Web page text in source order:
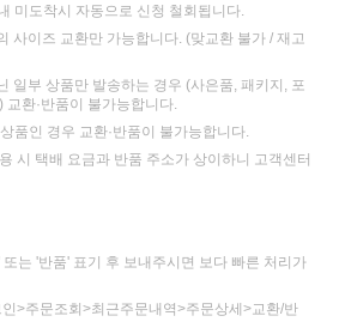
미도착시 자동으로 신청 철회됩니다.
사이즈 교환만 가능합니다. (맞교환 불가 / 재고
일부 상품만 발송하는 경우 (사은품, 패키지, 포
환·반품이 불가능합니다.
품인 경우 교환·반품이 불가능합니다.
시 택배 요금과 반품 주소가 상이하니 고객센터
는 '반품' 표기 후 보내주시면 보다 빠른 처리가
>주문조회>최근주문내역>주문상세>교환/반